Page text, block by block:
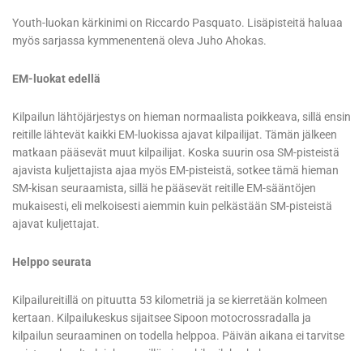
Youth-luokan kärkinimi on Riccardo Pasquato. Lisäpisteitä haluaa
myös sarjassa kymmenentenä oleva Juho Ahokas.
EM-luokat edellä
Kilpailun lähtöjärjestys on hieman normaalista poikkeava, sillä ensin
reitille lähtevät kaikki EM-luokissa ajavat kilpailijat. Tämän jälkeen
matkaan pääsevät muut kilpailijat. Koska suurin osa SM-pisteistä
ajavista kuljettajista ajaa myös EM-pisteistä, sotkee tämä hieman
SM-kisan seuraamista, sillä he pääsevät reitille EM-sääntöjen
mukaisesti, eli melkoisesti aiemmin kuin pelkästään SM-pisteistä
ajavat kuljettajat.
Helppo seurata
Kilpailureitillä on pituutta 53 kilometriä ja se kierretään kolmeen
kertaan. Kilpailukeskus sijaitsee Sipoon motocrossradalla ja
kilpailun seuraaminen on todella helppoa. Päivän aikana ei tarvitse